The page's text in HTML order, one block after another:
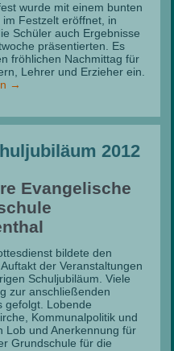
wurde mit einem bunten
im Festzelt eröffnet, in
Schüler auch Ergebnisse
präsentierten. Es
fröhlichen Nachmittag für
Lehrer und Erzieher ein.
→
2012
Evangelische
bildete den
der Veranstaltungen
Schuljubiläum. Viele
zur anschließenden
gefolgt. Lobende
Kommunalpolitik und
Lob und Anerkennung für
Grundschule für die